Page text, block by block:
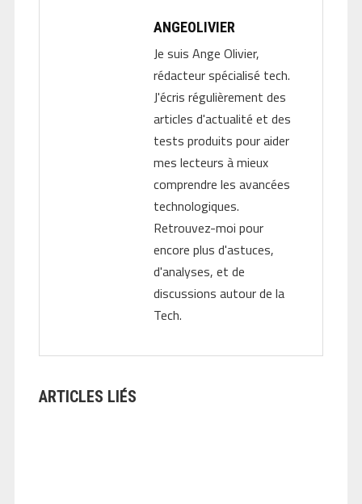
ANGEOLIVIER
Je suis Ange Olivier,
rédacteur spécialisé tech.
J'écris régulièrement des
articles d'actualité et des
tests produits pour aider
mes lecteurs à mieux
comprendre les avancées
technologiques.
Retrouvez-moi pour
encore plus d'astuces,
d'analyses, et de
discussions autour de la
Tech.
ARTICLES LIÉS